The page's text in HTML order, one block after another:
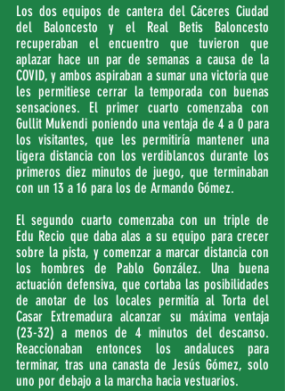
Los dos equipos de cantera del Cáceres Ciudad
del Baloncesto y el Real Betis Baloncesto
recuperaban el encuentro que tuvieron que
aplazar hace un par de semanas a causa de la
COVID, y ambos aspiraban a sumar una victoria que
les permitiese cerrar la temporada con buenas
sensaciones. El primer cuarto comenzaba con
Gullit Mukendi poniendo una ventaja de 4 a 0 para
los visitantes, que les permitiría mantener una
ligera distancia con los verdiblancos durante los
primeros diez minutos de juego, que terminaban
con un 13 a 16 para los de Armando Gómez.
El segundo cuarto comenzaba con un triple de
Edu Recio que daba alas a su equipo para crecer
sobre la pista, y comenzar a marcar distancia con
los hombres de Pablo González. Una buena
actuación defensiva, que cortaba las posibilidades
de anotar de los locales permitía al Torta del
Casar Extremadura alcanzar su máxima ventaja
(23-32) a menos de 4 minutos del descanso.
Reaccionaban entonces los andaluces para
terminar, tras una canasta de Jesús Gómez, solo
uno por debajo a la marcha hacia vestuarios.